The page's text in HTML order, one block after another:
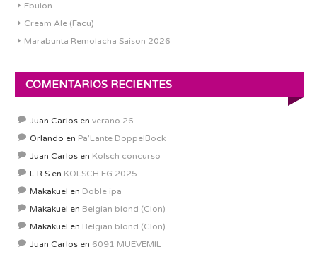
Ebulon
Cream Ale (Facu)
Marabunta Remolacha Saison 2026
COMENTARIOS RECIENTES
Juan Carlos en verano 26
Orlando en Pa’Lante DoppelBock
Juan Carlos en Kolsch concurso
L.R.S en KOLSCH EG 2025
Makakuel en Doble ipa
Makakuel en Belgian blond (Clon)
Makakuel en Belgian blond (Clon)
Juan Carlos en 6091 MUEVEMIL